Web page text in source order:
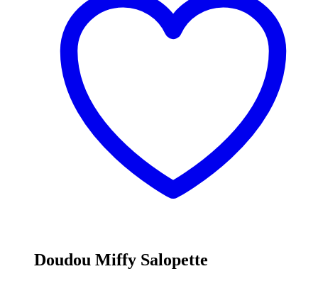
Doudou Miffy Salopette